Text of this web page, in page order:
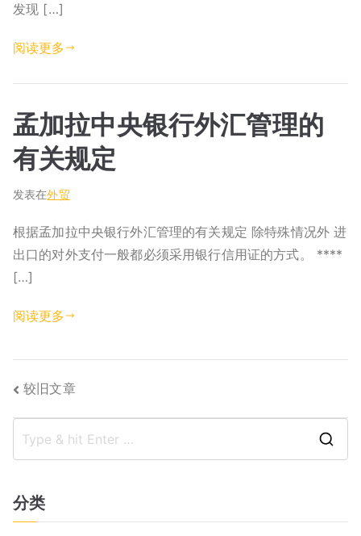
发现 […]
阅读更多
孟加拉中央银行外汇管理的
有关规定
发表在外贸
根据孟加拉中央银行外汇管理的有关规定 除特殊情况外 进
出口的对外支付一般都必须采用银行信用证的方式。 ****
[…]
阅读更多
文
章
导
航
较旧文章
分类